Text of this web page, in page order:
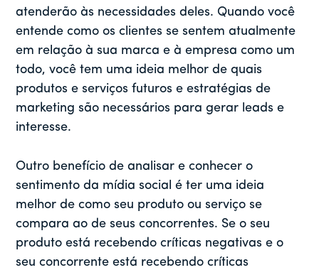
atenderão às necessidades deles. Quando você
entende como os clientes se sentem atualmente
em relação à sua marca e à empresa como um
todo, você tem uma ideia melhor de quais
produtos e serviços futuros e estratégias de
marketing são necessários para gerar leads e
interesse.
Outro benefício de analisar e conhecer o
sentimento da mídia social é ter uma ideia
melhor de como seu produto ou serviço se
compara ao de seus concorrentes. Se o seu
produto está recebendo críticas negativas e o
seu concorrente está recebendo críticas